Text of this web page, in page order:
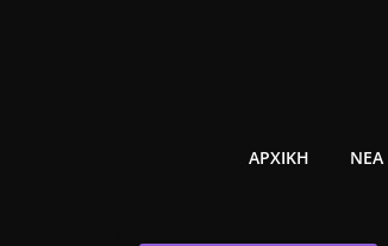
ελεύθερο
ΑΡΧΙΚΗ ΝΕΑ